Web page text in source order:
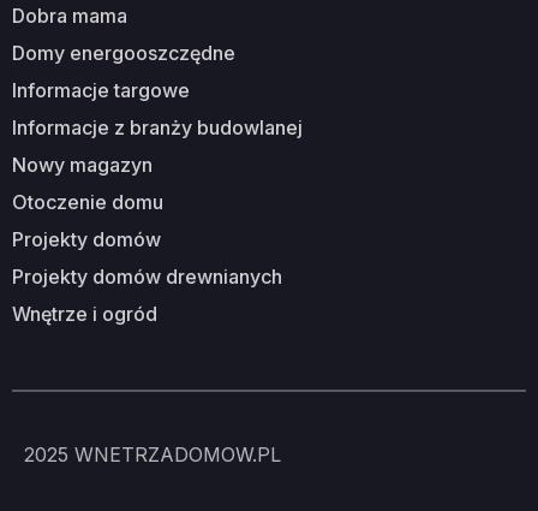
dobra mama
domy energooszczędne
informacje targowe
informacje z branży budowlanej
nowy magazyn
otoczenie domu
projekty domów
projekty domów drewnianych
wnętrze i ogród
2025 WNETRZADOMOW.PL